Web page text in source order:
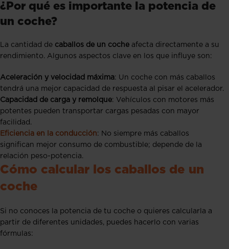
¿Por qué es importante la potencia de
un coche?
La cantidad de caballos de un coche afecta directamente a su
rendimiento. Algunos aspectos clave en los que influye son:
Aceleración y velocidad máxima: Un coche con más caballos
tendrá una mejor capacidad de respuesta al pisar el acelerador.
Capacidad de carga y remolque: Vehículos con motores más
potentes pueden transportar cargas pesadas con mayor
facilidad.
Eficiencia en la conducción: No siempre más caballos
significan mejor consumo de combustible; depende de la
relación peso-potencia.
Cómo calcular los caballos de un
coche
Si no conoces la potencia de tu coche o quieres calcularla a
partir de diferentes unidades, puedes hacerlo con varias
fórmulas: